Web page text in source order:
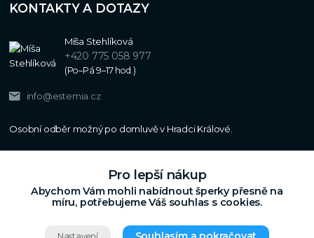
KONTAKTY A DOTAZY
Míša Stehlíková
+420 775 058 977
(Po–Pá 9–17 hod.)
info@estemia.cz
Pro lepší nákup
Abychom Vám mohli nabídnout šperky přesně na
míru, potřebujeme Váš souhlas s cookies.